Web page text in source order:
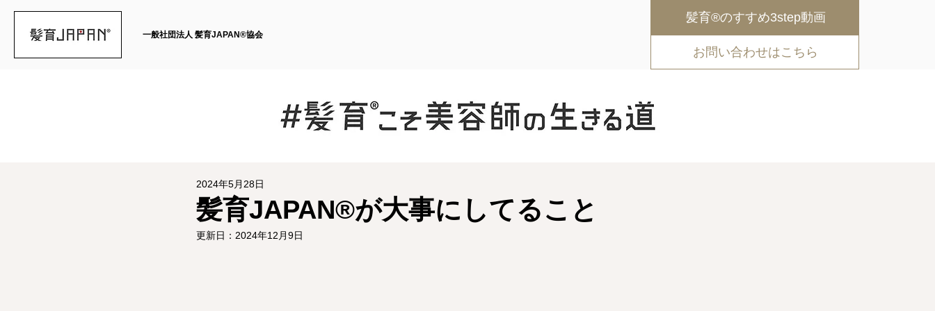
一般社団法人 髪育JAPAN®︎協会
髪育®︎のすすめ3step動画
お問い合わせはこちら
髪育JAPAN®︎が大事にしてること
2024年5月28日
更新日： 2024年12月9日